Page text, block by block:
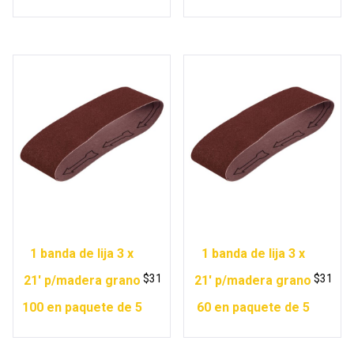
1 banda de lija 3 x
21′ p/madera grano
100 en paquete de 5
$31
1 banda de lija 3 x
21′ p/madera grano
60 en paquete de 5
$31